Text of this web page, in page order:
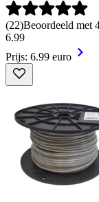
(22)Beoordeeld met
6.99
Prijs: 6.99 euro